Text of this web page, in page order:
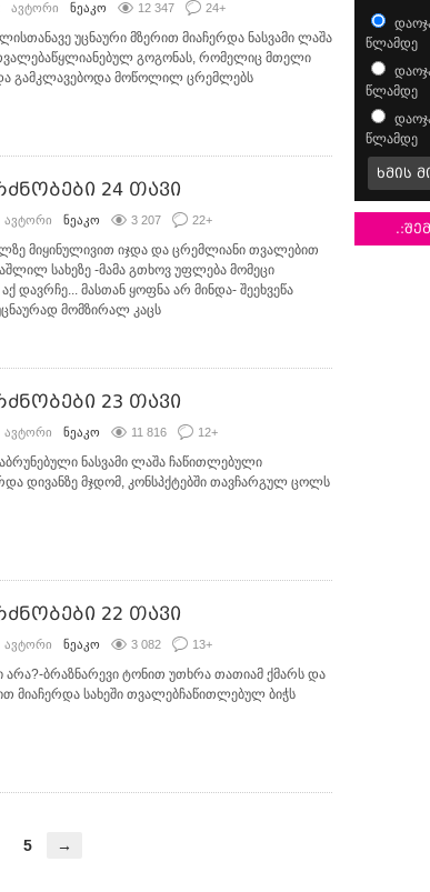
ავტორი ნეაკო 12 347 24+
უცნაური მზერით მიაჩერდა ნასვამი ლაშა
გოგონას, რომელიც მთელი
გამკლავებოდა მოწოლილ ცრემლებს
24 თავი
ავტორი ნეაკო 3 207 22+
მიყინულივით იჯდა და ცრემლიანი თვალებით
სახეზე -მამა გთხოვ უფლება მომეცი
დავრჩე... მასთან ყოფნა არ მინდა- შეეხვეწა
მომზირალ კაცს
23 თავი
ავტორი ნეაკო 11 816 12+
ნასვამი ლაშა ჩაწითლებული
დივანზე მჯდომ, კონსპქტებში თავჩარგულ ცოლს
22 თავი
ავტორი ნეაკო 3 082 13+
არა?-ბრაზნარევი ტონით უთხრა თათიამ ქმარს და
მიაჩერდა სახეში თვალებჩაწითლებულ ბიჭს
5 →
წლამდე
წლამდე
წლამდე
ხმის